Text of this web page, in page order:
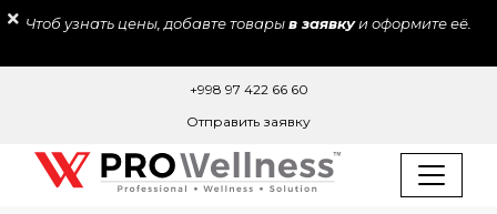
Чтоб узнать цены, добавте товарыв заявкуи оформите её.
+998 97 422 66 60
Отправить заявку